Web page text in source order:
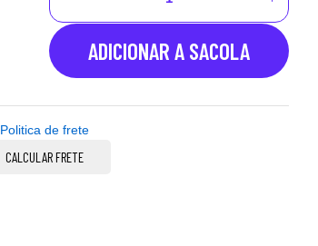
ADICIONAR A SACOLA
Politica de frete
CALCULAR FRETE